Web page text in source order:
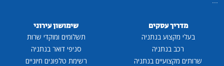
מדריך עסקים
בעלי מקצוע בנתניה
רכב בנתניה
שרותים מקצועיים בנתניה
שימושון עירוני
תשלומים ומוקדי שרות
סניפי דואר בנתניה
רשימת טלפונים חיוניים